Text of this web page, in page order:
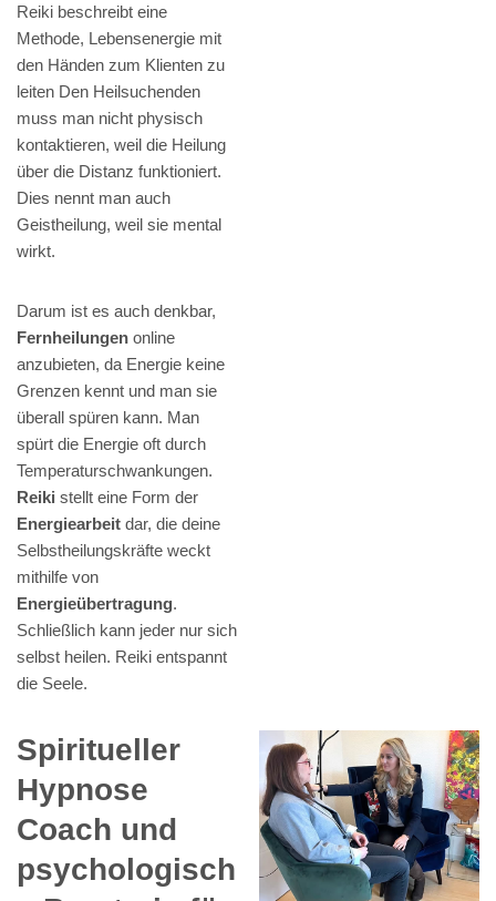
Reiki beschreibt eine
Methode, Lebensenergie mit
den Händen zum Klienten zu
leiten Den Heilsuchenden
muss man nicht physisch
kontaktieren, weil die Heilung
über die Distanz funktioniert.
Dies nennt man auch
Geistheilung, weil sie mental
wirkt.
Darum ist es auch denkbar,
Fernheilungen online
anzubieten, da Energie keine
Grenzen kennt und man sie
überall spüren kann. Man
spürt die Energie oft durch
Temperaturschwankungen.
Reiki stellt eine Form der
Energiearbeit dar, die deine
Selbstheilungskräfte weckt
mithilfe von
Energieübertragung.
Schließlich kann jeder nur sich
selbst heilen. Reiki entspannt
die Seele.
Spiritueller
Hypnose
Coach und
psychologisch